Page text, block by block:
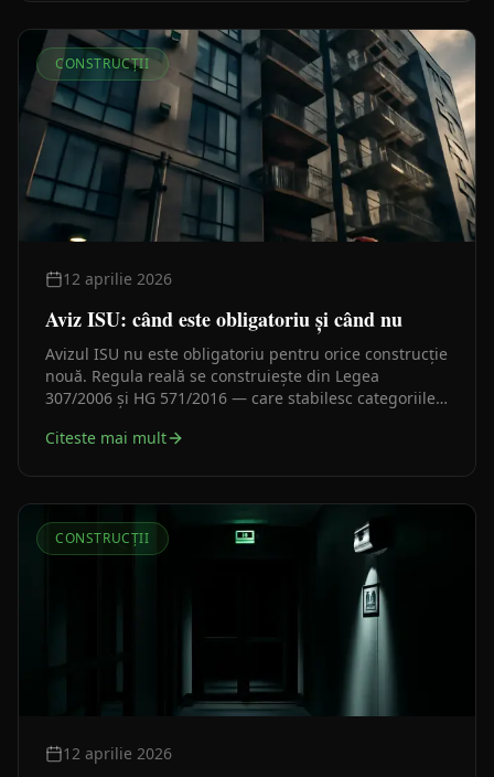
CONSTRUCȚII
12 aprilie 2026
Aviz ISU: când este obligatoriu și când nu
Avizul ISU nu este obligatoriu pentru orice construcție
nouă. Regula reală se construiește din Legea
307/2006 și HG 571/2016 — care stabilesc categoriile
imobilul dumneavoastră intră sub incidența acestei
Citeste mai mult
CONSTRUCȚII
12 aprilie 2026